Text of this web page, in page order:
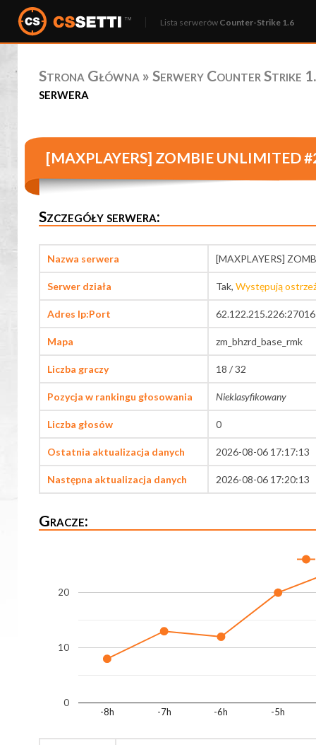
Lista serwerów Counter-Strike 1.6
Strona Główna » Serwery Counter Strike
serwera
[MAXPLAYERS] ZOMBIE UNLIMITED
Szczegóły serwera:
Nazwa serwera [MAXPLAYERS]
Serwer działa Tak, Występują
Adres Ip:Port 62.122.215.226:27016
Mapa zm_bhzrd_base_rmk
Liczba graczy 18 / 32
Pozycja w rankingu głosowania Nieklasyfikowany
Liczba głosów 0
Ostatnia aktualizacja danych 2026-08-06 17:17:13
Następna aktualizacja danych 2026-08-06 17:20:13
Gracze:
-8h -7h -6h -5h
0
10
20